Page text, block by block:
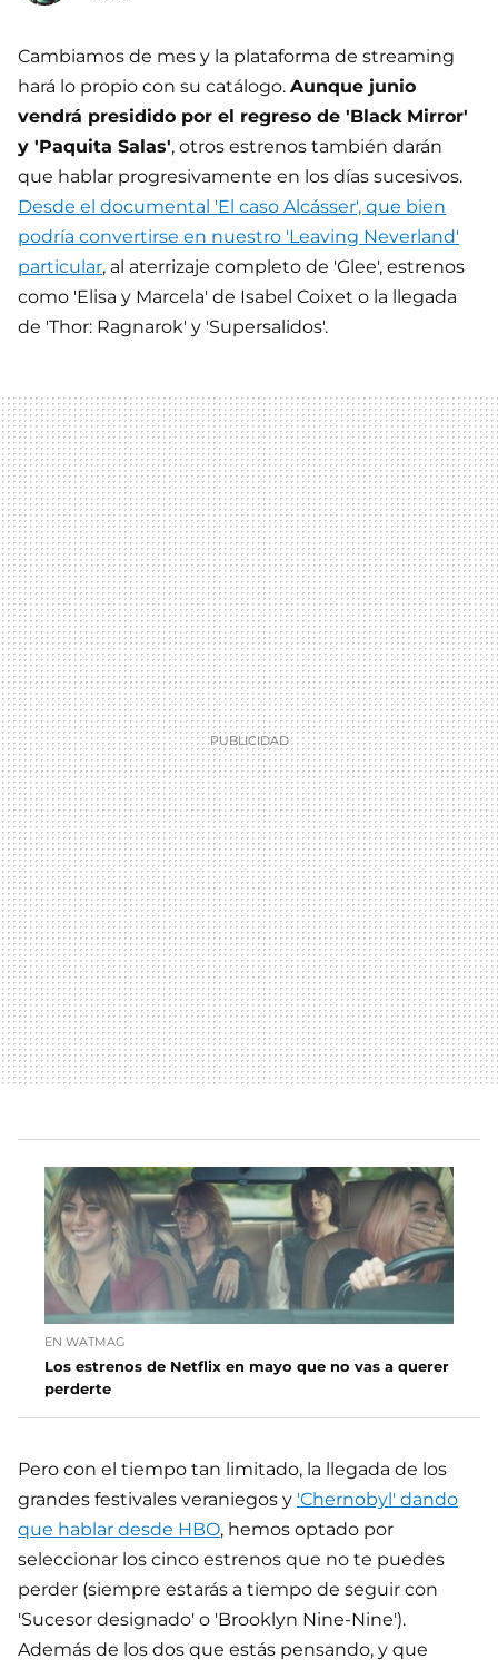
Cambiamos de mes y la plataforma de streaming
hará lo propio con su catálogo. Aunque junio
vendrá presidido por el regreso de 'Black Mirror'
y 'Paquita Salas', otros estrenos también darán
que hablar progresivamente en los días sucesivos.
Desde el documental 'El caso Alcásser', que bien
podría convertirse en nuestro 'Leaving Neverland'
particular, al aterrizaje completo de 'Glee', estrenos
como 'Elisa y Marcela' de Isabel Coixet o la llegada
de 'Thor: Ragnarok' y 'Supersalidos'.
EN WATMAG
Los estrenos de Netflix en mayo que no vas a querer
perderte
Pero con el tiempo tan limitado, la llegada de los
grandes festivales veraniegos y 'Chernobyl' dando
que hablar desde HBO, hemos optado por
seleccionar los cinco estrenos que no te puedes
perder (siempre estarás a tiempo de seguir con
'Sucesor designado' o 'Brooklyn Nine-Nine').
Además de los dos que estás pensando, y que